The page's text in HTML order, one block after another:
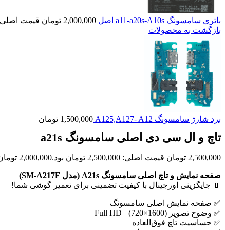
باتری سامسونگ a11-a20s-A10s اصل 2,000,000 تومان قیمت اصلی: 2,000,000 تومان
بازگشت به محصولات
برد شارژ سامسونگ A125,A127- A12 1,500,000 تومان
تاچ و ال سی دی اصلی سامسونگ a21s
2,500,000 تومان قیمت اصلی: 2,500,000 تومان بود. 2,000,000
صفحه نمایش و تاچ اصلی سامسونگ A21s (مدل SM-A217F)
📱 جایگزینی اورجینال با کیفیت تضمینی برای تعمیر گوشی شما!
✅ صفحه نمایش اصلی سامسونگ
✅ وضوح تصویر Full HD+ (720×1600)
✅ حساسیت تاچ فوق‌العاده